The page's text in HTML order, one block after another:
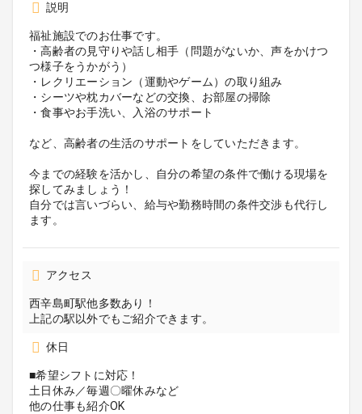
説明
福祉施設でのお仕事です。
・高齢者の見守りや話し相手（問題がないか、声をかけつ
つ様子をうかがう）
・レクリエーション（運動やゲーム）の取り組み
・シーツや枕カバーなどの交換、お部屋の掃除
・食事やお手洗い、入浴のサポート
など、高齢者の生活のサポートをしていただきます。
今までの経験を活かし、自分の希望の条件で働ける現場を
探してみましょう！
自分では言いづらい、給与や勤務時間の条件交渉も代行し
ます。
アクセス
西辛島町駅他多数あり！
上記の駅以外でもご紹介できます。
休日
■希望シフトに対応！
土日休み／毎週〇曜休みなど
他の仕事も紹介OK